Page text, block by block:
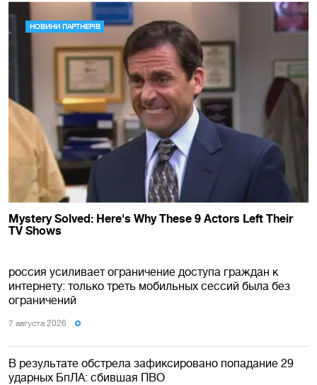
россия усиливает ограничение доступа граждан к
интернету: только треть мобильных сессий была без
ограничений
7 августа 2026
В результате обстрела зафиксировано попадание 29
ударных БпЛА: сбившая ПВО